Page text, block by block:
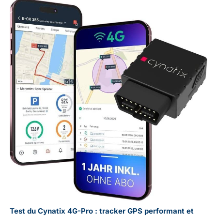
Test du Cynatix 4G-Pro : tracker GPS performant et